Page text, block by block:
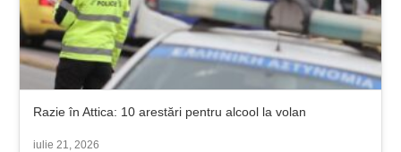
Razie în Attica: 10 arestări pentru alcool la volan
iulie 21, 2026